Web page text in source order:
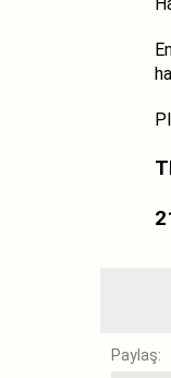
Paylaş: